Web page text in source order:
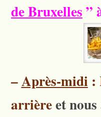
de Bruxelles ”
–Après-midi :
arrièreet nous